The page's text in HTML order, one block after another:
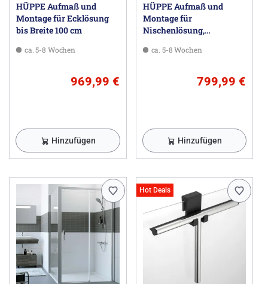
HÜPPE Aufmaß und
Montage für Ecklösung
bis Breite 100 cm
ca. 5-8 Wochen
969,99 €
Hinzufügen
HÜPPE Aufmaß und
Montage für
Nischenlösung,
Badewannenmodelle
ca. 5-8 Wochen
799,99 €
Hinzufügen
Hot Deals